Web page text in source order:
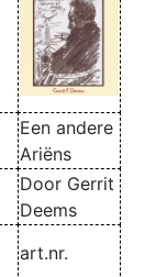
Een andere
Ariëns
Door Gerrit
Deems
art.nr.